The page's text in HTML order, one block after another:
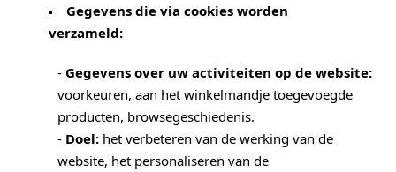
Gegevens die via cookies worden
verzameld:
- Gegevens over uw activiteiten op de website:
voorkeuren, aan het winkelmandje toegevoegde
producten, browsegeschiedenis.
- Doel: het verbeteren van de werking van de
website, het personaliseren van de